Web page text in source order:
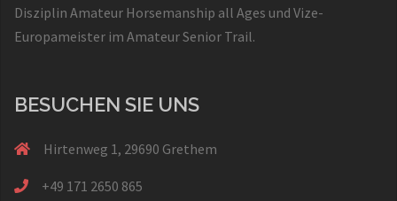
Disziplin Amateur Horsemanship all Ages und Vize-
Europameister im Amateur Senior Trail.
BESUCHEN SIE UNS
Hirtenweg 1, 29690 Grethem
+49 171 2650 865